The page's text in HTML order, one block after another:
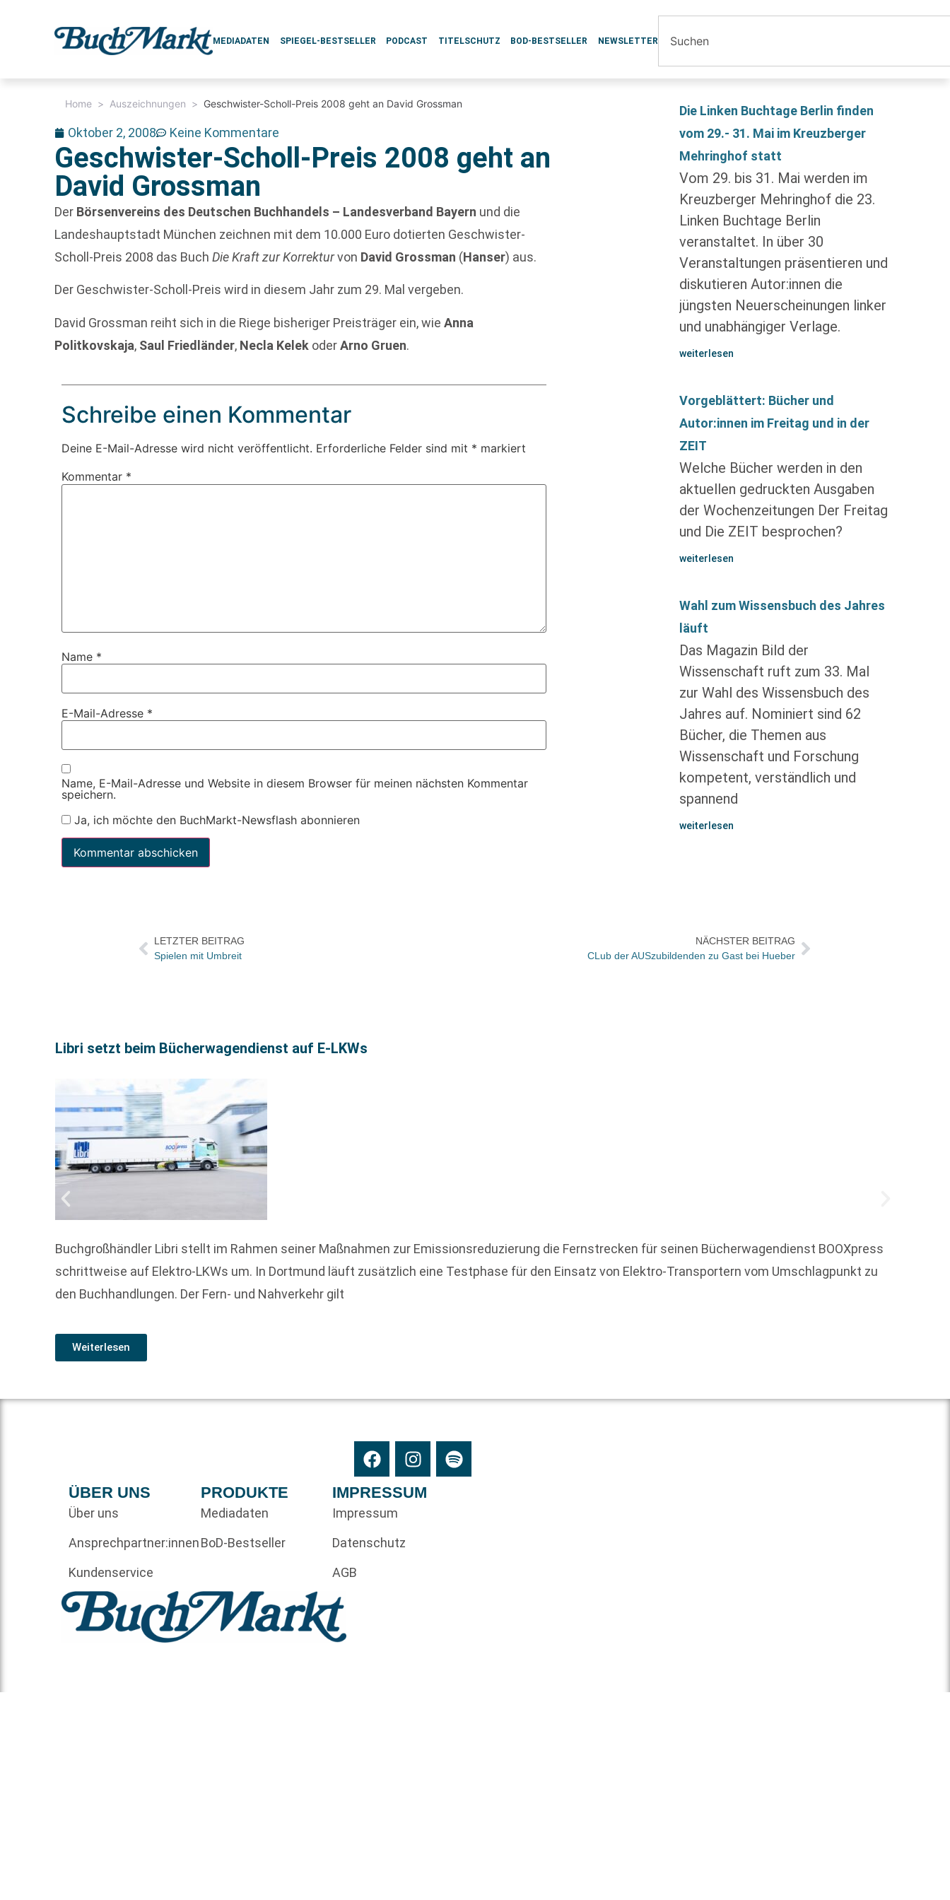
MEDIADATEN SPIEGEL-BESTSELLER PODCAST TITELSCHUTZ BOD-BESTSELLER NEWSLETTER
Home > Auszeichnungen > Geschwister-Scholl-Preis 2008 geht an David Grossman
Oktober 2, 2008 Keine Kommentare
Geschwister-Scholl-Preis 2008 geht an
David Grossman
Der Börsenvereins des Deutschen Buchhandels – Landesverband Bayern und die
Landeshauptstadt München zeichnen mit dem 10.000 Euro dotierten Geschwister-
Scholl-Preis 2008 das BuchDie Kraft zur Korrekturvon David Grossman (Hanser) aus.
Der Geschwister-Scholl-Preis wird in diesem Jahr zum 29. Mal vergeben.
David Grossman reiht sich in die Riege bisheriger Preisträger ein, wieAnna
Politkovskaja, Saul Friedländer, Necla Kelek oderArno Gruen.
Schreibe einen Kommentar
Deine E-Mail-Adresse wird nicht veröffentlicht. Erforderliche Felder sind mit * markiert
Kommentar *
Name *
E-Mail-Adresse *
Name, E-Mail-Adresse und Website in diesem Browser für meinen nächsten Kommentar
speichern.
Ja, ich möchte den BuchMarkt-Newsflash abonnieren
Die Linken Buchtage Berlin finden
vom 29.- 31. Mai im Kreuzberger
Mehringhof statt
Vom 29. bis 31. Mai werden im
Kreuzberger Mehringhof die 23.
Linken Buchtage Berlin
veranstaltet. In über 30
Veranstaltungen präsentieren und
diskutieren Autor:innen die
jüngsten Neuerscheinungen linker
und unabhängiger Verlage.
weiterlesen
Vorgeblättert: Bücher und
Autor:innen im Freitag und in der
ZEIT
Welche Bücher werden in den
aktuellen gedruckten Ausgaben
der Wochenzeitungen Der Freitag
und Die ZEIT besprochen?
weiterlesen
Wahl zum Wissensbuch des Jahres
läuft
Das Magazin Bild der
Wissenschaft ruft zum 33. Mal
zur Wahl des Wissensbuch des
Jahres auf. Nominiert sind 62
Bücher, die Themen aus
Wissenschaft und Forschung
kompetent, verständlich und
spannend
weiterlesen
LETZTER BEITRAG
Spielen mit Umbreit
NÄCHSTER BEITRAG
CLub der AUSzubildenden zu Gast bei Hueber
Libri setzt beim Bücherwagendienst auf E-LKWs
Buchgroßhändler Libri stellt im Rahmen seiner Maßnahmen zur Emissionsreduzierung die Fernstrecken für seinen Bücherwagendienst BOOXpress
schrittweise auf Elektro-LKWs um. In Dortmund läuft zusätzlich eine Testphase für den Einsatz von Elektro-Transportern vom Umschlagpunkt zu
den Buchhandlungen. Der Fern- und Nahverkehr gilt
Weiterlesen
ÜBER UNS
Über uns
Ansprechpartner:innen
Kundenservice
PRODUKTE
Mediadaten
BoD-Bestseller
IMPRESSUM
Impressum
Datenschutz
AGB